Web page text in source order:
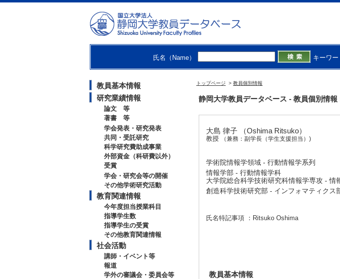
氏名（Name） キーワー
教員基本情報
研究業績情報
論文 等
著書 等
学会発表・研究発表
共同・受託研究
科学研究費助成事業
外部資金（科研費以外）
受賞
学会・研究会等の開催
その他学術研究活動
教育関連情報
今年度担当授業科目
指導学生数
指導学生の受賞
その他教育関連情報
社会活動
講師・イベント等
報道
学外の審議会・委員会等
トップページ > 教員個別情報
静岡大学教員データベース - 教員個別情
大島 律子 （Oshima Ritsuko）
教授 （兼務：副学長（学生支援担当）)
学術院情報学領域 - 行動情報学系列
情報学部 - 行動情報学科
大学院総合科学技術研究科情報学専攻 - 情
創造科学技術研究部 - インフォマティクス
氏名特記事項 ：Ritsuko Oshima
教員基本情報